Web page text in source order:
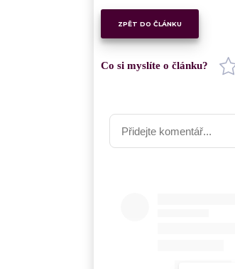
ZPĚT DO ČLÁNKU
Co si myslíte o článku?